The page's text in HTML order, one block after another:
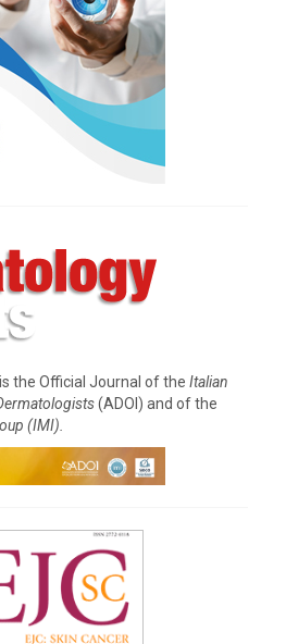
is the Official Journal of the Italian
(ADOI) and of the
(IMI).